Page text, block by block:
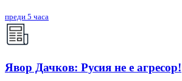
преди 5 часа
Явор Дачков: Русия не е агресор!